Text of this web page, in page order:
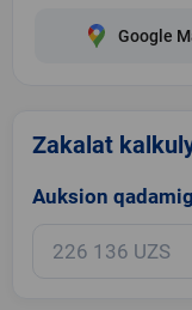
Google
Zakalat
Auksion